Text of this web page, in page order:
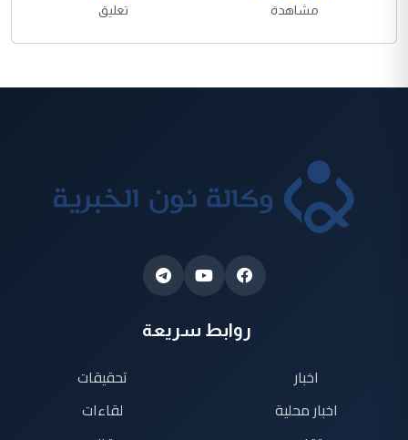
مشاهدة تعليق
روابط سريعة
اخبار
اخبار محلية
تحقيقات
لقاءات